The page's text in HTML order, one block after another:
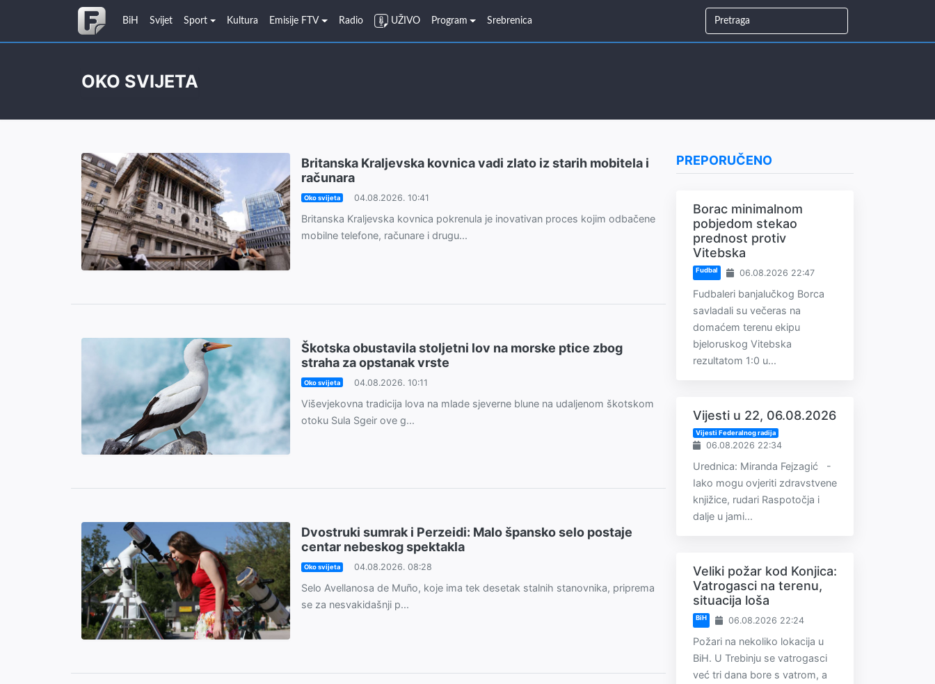
BiH Svijet Sport Kultura Emisije FTV Radio UŽIVO Program Srebrenica
OKO SVIJETA
Britanska Kraljevska kovnica vadi zlato iz starih mobitela i
računara
Oko svijeta 04.08.2026. 10:41
Britanska Kraljevska kovnica pokrenula je inovativan proces kojim odbačene
mobilne telefone, računare i drugu...
Škotska obustavila stoljetni lov na morske ptice zbog
straha za opstanak vrste
Oko svijeta 04.08.2026. 10:11
Viševjekovna tradicija lova na mlade sjeverne blune na udaljenom škotskom
otoku Sula Sgeir ove g...
Dvostruki sumrak i Perzeidi: Malo špansko selo postaje
centar nebeskog spektakla
Oko svijeta 04.08.2026. 08:28
Selo Avellanosa de Muño, koje ima tek desetak stalnih stanovnika, priprema
se za nesvakidašnji p...
PREPORUČENO
Borac minimalnom
pobjedom stekao
prednost protiv
Vitebska
Fudbal 06.08.2026 22:47
Fudbaleri banjalučkog Borca
savladali su večeras na
domaćem terenu ekipu
bjeloruskog Vitebska
rezultatom 1:0 u...
Vijesti u 22, 06.08.2026
Vijesti Federalnog radija
06.08.2026 22:34
Urednica: Miranda Fejzagić -
Iako mogu ovjeriti zdravstvene
knjižice, rudari Raspotočja i
dalje u jami...
Veliki požar kod Konjica:
Vatrogasci na terenu,
situacija loša
BiH 06.08.2026 22:24
Požari na nekoliko lokacija u
BiH. U Trebinju se vatrogasci
već tri dana bore s vatrom, a